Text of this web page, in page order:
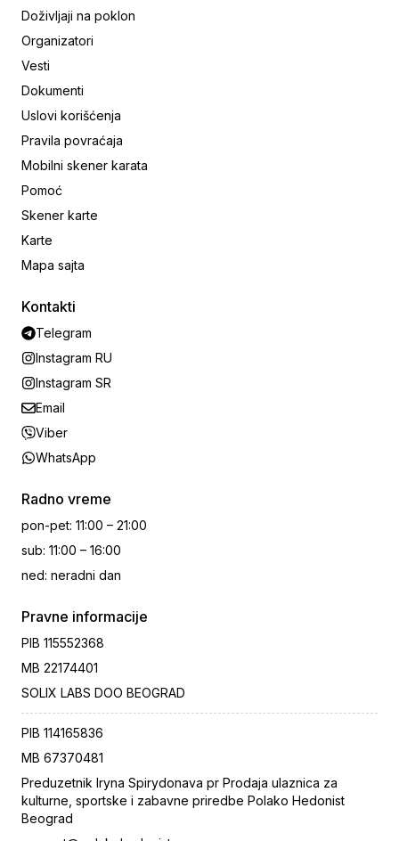
Doživljaji na poklon
Organizatori
Vesti
Dokumenti
Uslovi korišćenja
Pravila povraćaja
Mobilni skener karata
Pomoć
Skener karte
Karte
Mapa sajta
Kontakti
Telegram
Instagram RU
Instagram SR
Email
Viber
WhatsApp
Radno vreme
pon-pet: 11:00 – 21:00
sub: 11:00 – 16:00
ned: neradni dan
Pravne informacije
PIB 115552368
MB 22174401
SOLIX LABS DOO BEOGRAD
PIB 114165836
MB 67370481
Preduzetnik Iryna Spirydonava pr Prodaja ulaznica za
kulturne, sportske i zabavne priredbe Polako Hedonist
Beograd